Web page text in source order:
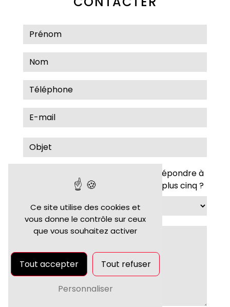
Vous n'êtes pas un robot, veuillez répondre à
cette question : combien font huit plus cinq ?
Ce site utilise des cookies et
vous donne le contrôle sur ceux
que vous souhaitez activer
Tout accepter Tout refuser
Personnaliser